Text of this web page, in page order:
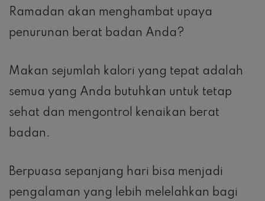
Ramadan akan menghambat upaya
penurunan berat badan Anda?
Makan sejumlah kalori yang tepat adalah
semua yang Anda butuhkan untuk tetap
sehat dan mengontrol kenaikan berat
badan.
Berpuasa sepanjang hari bisa menjadi
pengalaman yang lebih melelahkan bagi